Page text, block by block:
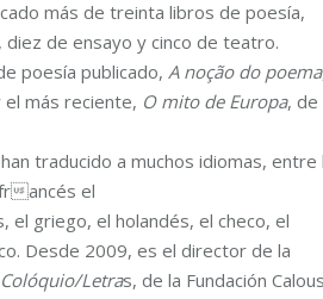
más de treinta libros de poesía,
de ensayo y cinco de teatro.
poesía publicado, A noção do poema
más reciente, O mito de Europa, de
traducido a muchos idiomas, entre
ancés el
el griego, el holandés, el checo, el
Desde 2009, es el director de la
Colóquio/Letras, de la Fundación